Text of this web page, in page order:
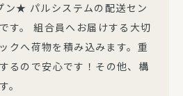
★ パルシステムの配送セン
す。 組合員へお届けする大切
クへ荷物を積み込みます。重
るので安心です！その他、構
。